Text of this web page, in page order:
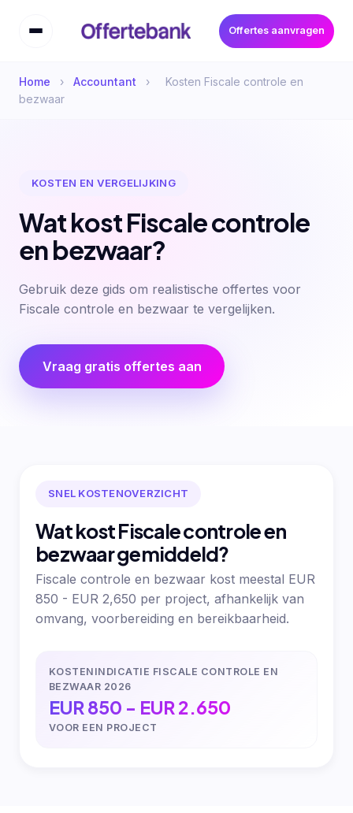
Offertes aanvragen
Home › Accountant ›
Kosten Fiscale controle en
bezwaar
KOSTEN EN VERGELIJKING
Wat kost Fiscale controle
en bezwaar?
Gebruik deze gids om realistische offertes voor
Fiscale controle en bezwaar te vergelijken.
Vraag gratis offertes aan
SNEL KOSTENOVERZICHT
Wat kost Fiscale controle en
bezwaar gemiddeld?
Fiscale controle en bezwaar kost meestal EUR
850 - EUR 2,650 per project, afhankelijk van
omvang, voorbereiding en bereikbaarheid.
KOSTENINDICATIE FISCALE CONTROLE EN
BEZWAAR 2026
EUR 850 - EUR 2.650
VOOR EEN PROJECT